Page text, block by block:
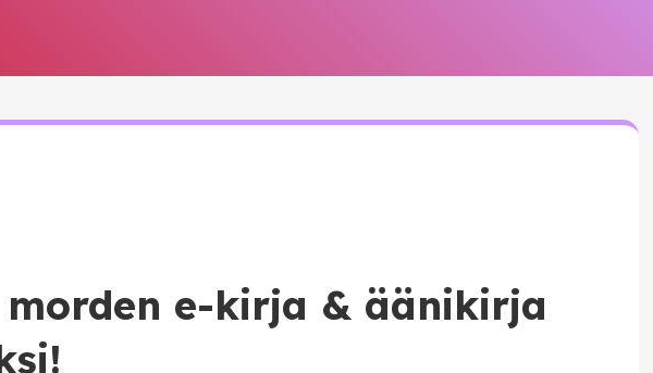
morden e-kirja & äänikirja